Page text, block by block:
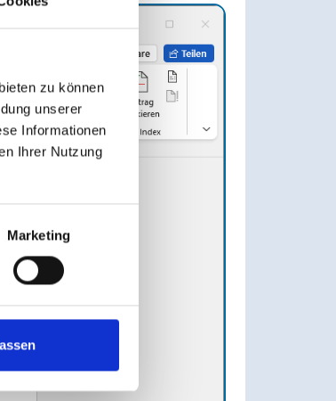
zu können
unserer
Informationen
Ihrer Nutzung
Marketing